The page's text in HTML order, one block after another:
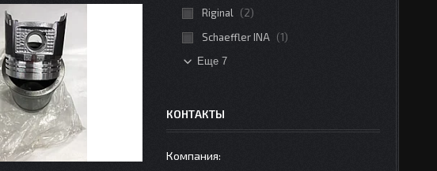
Riginal
2
Schaeffler INA
1
Еще 7
КОНТАКТЫ